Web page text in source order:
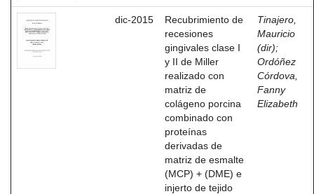
dic-2015
Recubrimiento de
recesiones
gingivales clase I
y II de Miller
realizado con
matriz de
colágeno porcina
combinado con
proteínas
derivadas de
matriz de esmalte
(MCP) + (DME) e
injerto de tejido
Tinajero,
Mauricio
(dir);
Ordóñez
Córdova,
Fanny
Elizabeth